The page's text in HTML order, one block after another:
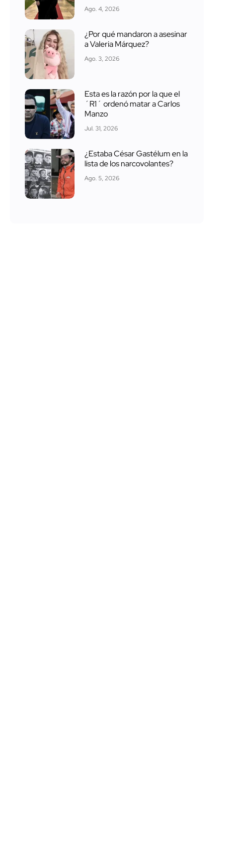
Ago. 4, 2026
¿Por qué mandaron a asesinar
a Valeria Márquez?
Ago. 3, 2026
Esta es la razón por la que el
´R1´ ordenó matar a Carlos
Manzo
Jul. 31, 2026
¿Estaba César Gastélum en la
lista de los narcovolantes?
Ago. 5, 2026